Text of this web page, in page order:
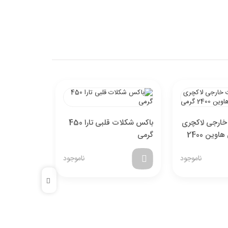
لاکچری
شیشه ای مدل هاوین 2400
ناموجود
باکس شکلات قلبی تارا 450
گرمی
ناموجود